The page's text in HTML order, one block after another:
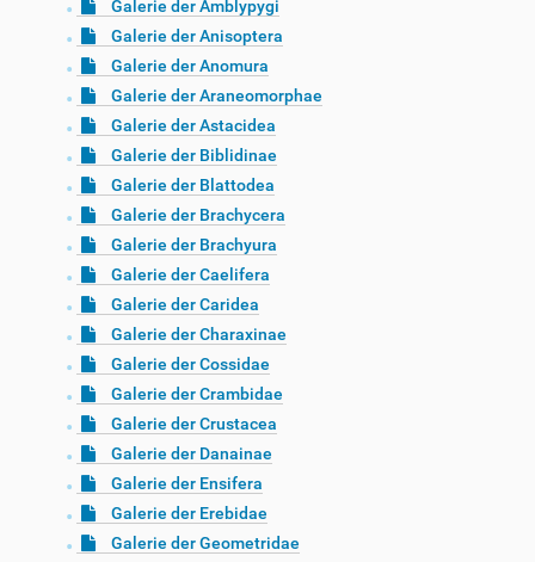
Galerie der Amblypygi
Galerie der Anisoptera
Galerie der Anomura
Galerie der Araneomorphae
Galerie der Astacidea
Galerie der Biblidinae
Galerie der Blattodea
Galerie der Brachycera
Galerie der Brachyura
Galerie der Caelifera
Galerie der Caridea
Galerie der Charaxinae
Galerie der Cossidae
Galerie der Crambidae
Galerie der Crustacea
Galerie der Danainae
Galerie der Ensifera
Galerie der Erebidae
Galerie der Geometridae